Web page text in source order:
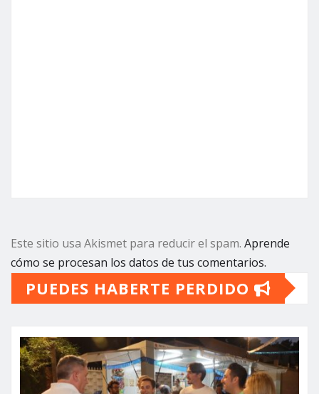
Este sitio usa Akismet para reducir el spam. Aprende
cómo se procesan los datos de tus comentarios.
PUEDES HABERTE PERDIDO